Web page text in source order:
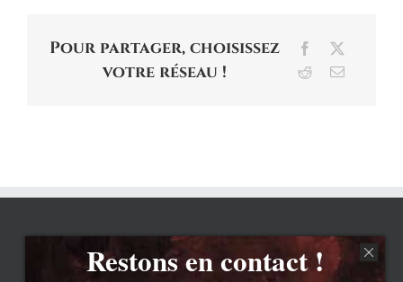
Pour partager, choisissez
votre réseau !
Facebook
RedditEmail
Restons en contact !